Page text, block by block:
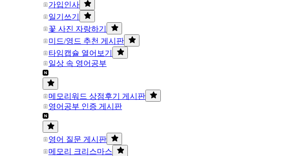
가입인사
일기쓰기
꽃 사진 자랑하기
미드/영드 추천 게시판
타임캡슐 열어보기
일상 속 영어공부
메모리워드 상점후기 게시판
영어공부 인증 게시판
영어 질문 게시판
메모리 크리스마스